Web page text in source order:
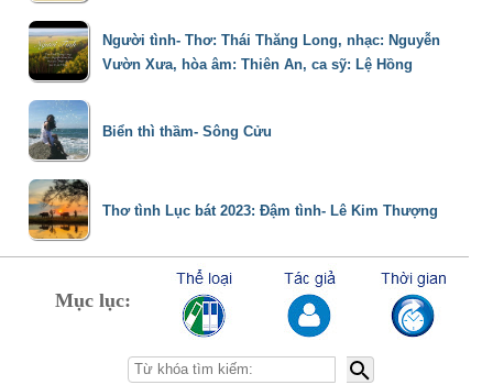
Người tình- Thơ: Thái Thăng Long, nhạc: Nguyễn
Vườn Xưa, hòa âm: Thiên An, ca sỹ: Lệ Hồng
Biển thì thầm- Sông Cửu
Thơ tình Lục bát 2023: Đậm tình- Lê Kim Thượng
Mục lục: